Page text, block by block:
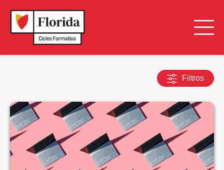
Filtros
BUSCAR